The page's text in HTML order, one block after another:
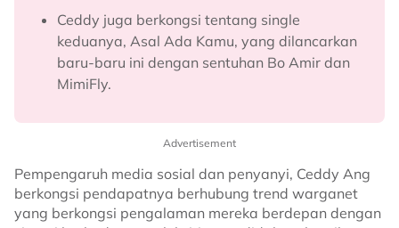
Ceddy juga berkongsi tentang single
keduanya, Asal Ada Kamu, yang dilancarkan
baru-baru ini dengan sentuhan Bo Amir dan
MimiFly.
Advertisement
Pempengaruh media sosial dan penyanyi, Ceddy Ang
berkongsi pendapatnya berhubung trend warganet
yang berkongsi pengalaman mereka berdepan dengan